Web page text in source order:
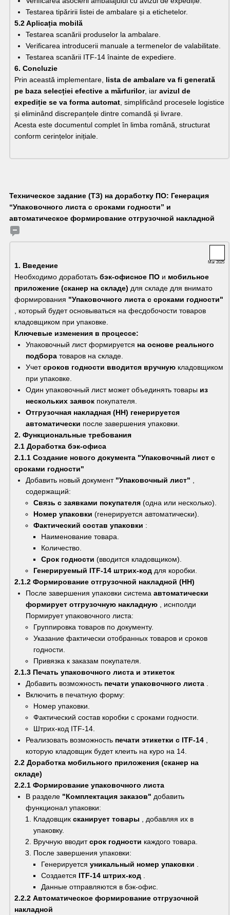
Testarea tipăririi listei de ambalare și a etichetelor.
5.2 Aplicația mobilă
Testarea scanării produselor la ambalare.
Verificarea introducerii manuale a termenelor de valabilitate.
Testarea scanării ITF-14 înainte de expediere.
6. Concluzie
Prin această implementare, lista de ambalare va fi generată
pe baza selecției efective a mărfurilor, iar avizul de
expediție se va forma automat, simplificând procesele logistice
și eliminând discrepanțele dintre comandă și livrare.
Acesta este documentul complet în limba română, structurat
conform cerințelor inițiale.
Техническое задание (ТЗ) на доработку ПО: Генерация
“Упаковочного листа с сроками годности” и
автоматическое формирование отгрузочной накладной
Mar 2025
1. Введение
Необходимо доработать бэк-офисное ПО и мобильное
приложение (сканер на складе) для складе для внимато
формирования "Упаковочного листа с сроками годности"
, который будет основываться на фесдобочости товаров
кладовщиком при упаковке.
Ключевые изменения в процессе:
Упаковочный лист формируется на основе реального
подбора товаров на складе.
Учет сроков годности вводится вручную кладовщиком
при упаковке.
Один упаковочный лист может объединять товары из
нескольких заявок покупателя.
Отгрузочная накладная (НН) генерируется
автоматически после завершения упаковки.
2. Функциональные требования
2.1 Доработка бэк-офиса
2.1.1 Создание нового документа "Упаковочный лист с
сроками годности"
Добавить новый документ "Упаковочный лист"
содержащий:
Связь с заявками покупателя (одна или несколько).
Номер упаковки (генерируется автоматически).
Фактический состав упаковки :
Наименование товара.
Количество.
Срок годности (вводится кладовщиком).
Генерируемый ITF-14 штрих-код для коробки.
2.1.2 Формирование отгрузочной накладной (НН)
После завершения упаковки система автоматически
формирует отгрузочную накладную , иснполди
Пормирует упаковочного листа:
Группировка товаров по документу.
Указание фактически отобранных товаров и сроков
годности.
Привязка к заказам покупателя.
2.1.3 Печать упаковочного листа и этикеток
Добавить возможность печати упаковочного листа
Включить в печатную форму:
Номер упаковки.
Фактический состав коробки с сроками годности.
Штрих-код ITF-14.
Реализовать возможность печати этикетки с ITF-14
которую кладовщик будет клеить на куро на 14.
2.2 Доработка мобильного приложения (сканер на
складе)
2.2.1 Формирование упаковочного листа
В разделе "Комплектация заказов" добавить
функционал упаковки:
Кладовщик сканирует товары , добавляя их в
упаковку.
Вручную вводит срок годности каждого товара.
После завершения упаковки:
Генерируется уникальный номер упаковки
Создается ITF-14 штрих-код
Данные отправляются в бэк-офис.
2.2.2 Автоматическое формирование отгрузочной
накладной